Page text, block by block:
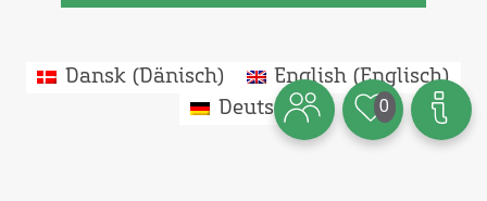
0
Dansk( Dänisch) English(Englisch)
Deutsch